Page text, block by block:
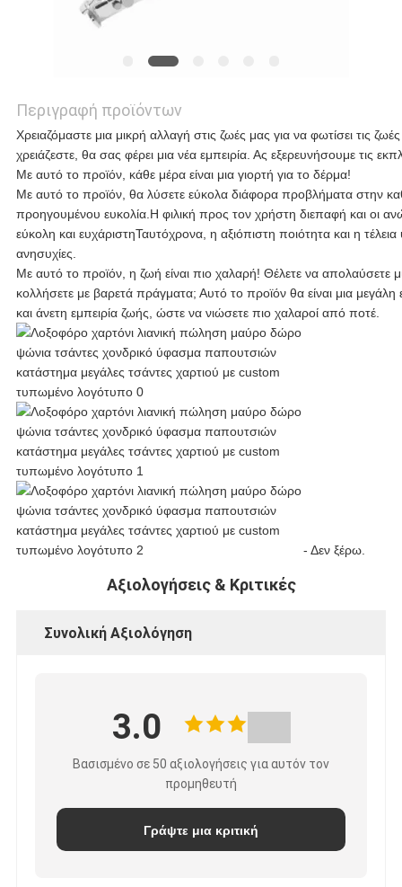
ΜΙΑ
SITEMAP
ΠΟΛΙΤΙΚΉ
ΑΠΟΡΡΉΤΟΥ
Περιγραφή προϊόντων
Χρειαζόμαστε μια μικρή αλλαγή στις ζωές μας για να φωτίσει τις
χρειάζεστε, θα σας φέρει μια νέα εμπειρία. Ας εξερευνήσουμε τις
Με αυτό το προϊόν, κάθε μέρα είναι μια γιορτή για το δέρμα!
Με αυτό το προϊόν, θα λύσετε εύκολα διάφορα προβλήματα στην
προηγουμένου ευκολία.Η φιλική προς τον χρήστη διεπαφή και οι
εύκολη και ευχάριστηΤαυτόχρονα, η αξιόπιστη ποιότητα και η
ανησυχίες.
Με αυτό το προϊόν, η ζωή είναι πιο χαλαρή! Θέλετε να απολαύσετε
κολλήσετε με βαρετά πράγματα; Αυτό το προϊόν θα είναι μια
και άνετη εμπειρία ζωής, ώστε να νιώσετε πιο χαλαροί από ποτέ.
- Δεν ξέρω.
Αξιολογήσεις & Κριτικές
Συνολική Αξιολόγηση
3.0
Βασισμένο σε 50 αξιολογήσεις για αυτόν τον
προμηθευτή
Γράψτε μια κριτική